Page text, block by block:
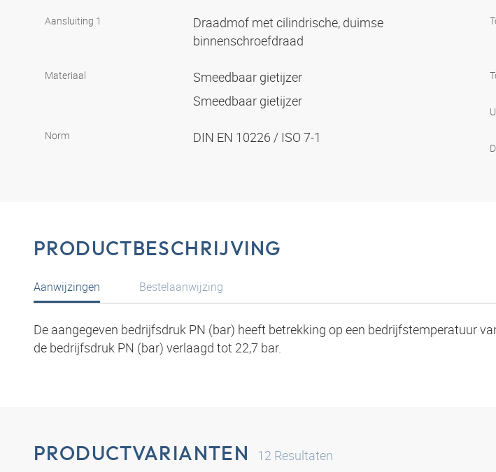
Aansluiting 1
Draadmof met cilindrische, duimse
binnenschroefdraad
Materiaal
Smeedbaar gietijzer
Smeedbaar gietijzer
Norm DIN EN 10226 / ISO 7-1
PRODUCTBESCHRIJVING
Aanwijzingen
De aangegeven bedrijfsdruk PN (bar) heeft betrekking op een bedrijfstemperatuur
de bedrijfsdruk PN (bar) verlaagd tot 22,7 bar.
Bestelaanwijzing
PRODUCTVARIANTEN 12 Resultaten